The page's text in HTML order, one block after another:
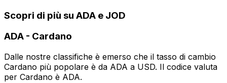
Scopri di più su ADA e JOD
ADA - Cardano
Dalle nostre classifiche è emerso che il tasso di cambio
Cardano più popolare è da ADA a USD. Il codice valuta
per Cardano è ADA.